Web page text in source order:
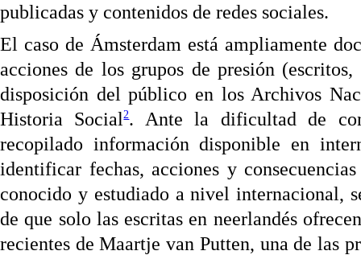
publicadas y contenidos de redes sociales.
El caso de Ámsterdam está ampliamente
acciones de los grupos de presión
disposición del público en los Archivos
Historia Social2. Ante la dificultad de
recopilado información disponible en
identificar fechas, acciones y
conocido y estudiado a nivel internacional,
de que solo las escritas en neerlandés
recientes de Maartje van Putten, una de las